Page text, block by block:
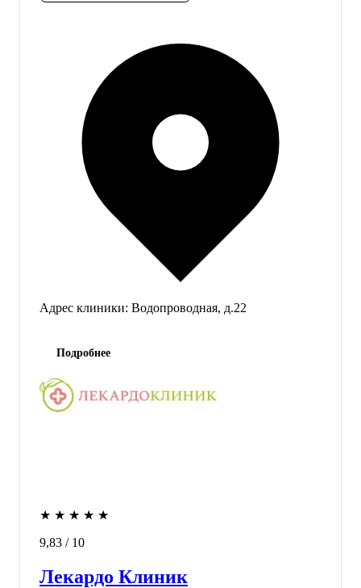
Адрес клиники: Водопроводная, д.22
Подробнее
★ ★ ★ ★ ★
9,83 / 10
Лекардо Клиник